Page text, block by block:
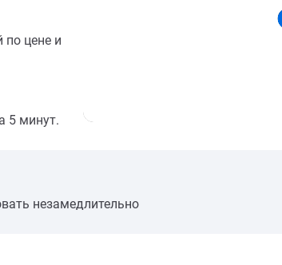
цене и
5 минут.
незамедлительно